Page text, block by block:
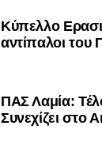
Κύπελλο
αντίπαλοι του
ΠΑΣ Λαμία:
Συνεχίζει στο